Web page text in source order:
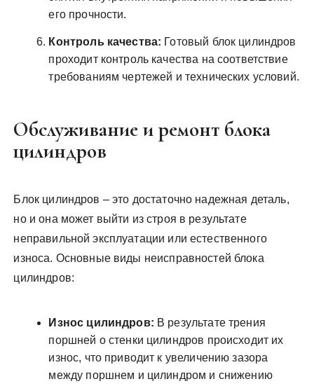
его прочности.
Контроль качества: Готовый блок цилиндров
проходит контроль качества на соответствие
требованиям чертежей и технических условий.
Обслуживание и ремонт блока
цилиндров
Блок цилиндров – это достаточно надежная деталь,
но и она может выйти из строя в результате
неправильной эксплуатации или естественного
износа. Основные виды неисправностей блока
цилиндров:
Износ цилиндров: В результате трения
поршней о стенки цилиндров происходит их
износ, что приводит к увеличению зазора
между поршнем и цилиндром и снижению